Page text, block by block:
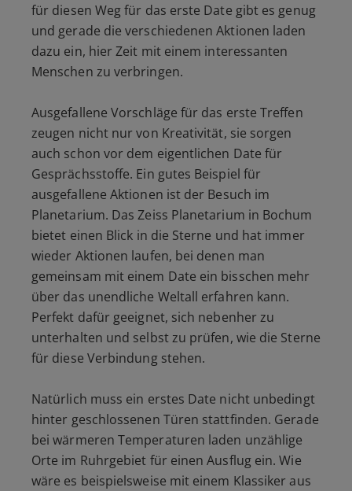
für diesen Weg für das erste Date gibt es genug
und gerade die verschiedenen Aktionen laden
dazu ein, hier Zeit mit einem interessanten
Menschen zu verbringen.
Ausgefallene Vorschläge für das erste Treffen
zeugen nicht nur von Kreativität, sie sorgen
auch schon vor dem eigentlichen Date für
Gesprächsstoffe. Ein gutes Beispiel für
ausgefallene Aktionen ist der Besuch im
Planetarium. Das Zeiss Planetarium in Bochum
bietet einen Blick in die Sterne und hat immer
wieder Aktionen laufen, bei denen man
gemeinsam mit einem Date ein bisschen mehr
über das unendliche Weltall erfahren kann.
Perfekt dafür geeignet, sich nebenher zu
unterhalten und selbst zu prüfen, wie die Sterne
für diese Verbindung stehen.
Natürlich muss ein erstes Date nicht unbedingt
hinter geschlossenen Türen stattfinden. Gerade
bei wärmeren Temperaturen laden unzählige
Orte im Ruhrgebiet für einen Ausflug ein. Wie
wäre es beispielsweise mit einem Klassiker aus